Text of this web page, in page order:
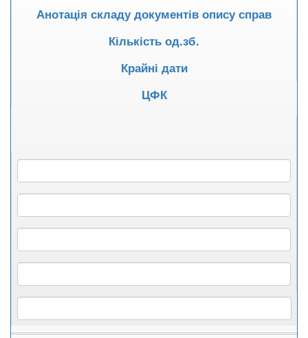
Анотація складу документів опису справ
Кількість од.зб.
Крайні дати
ЦФК